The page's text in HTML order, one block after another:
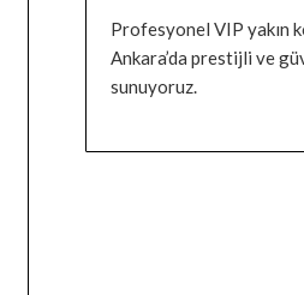
Profesyonel VIP yakın
Ankara’da prestijli ve
sunuyoruz.